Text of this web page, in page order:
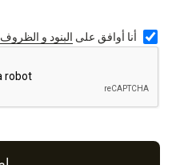
أنا أوافق على البنود و الظروف